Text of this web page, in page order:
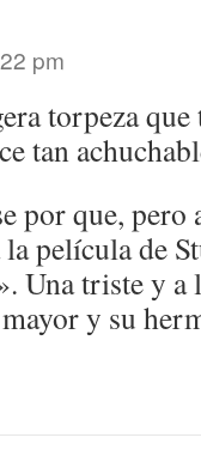
pm
torpeza
tan
por que, pero
la película de
Una triste y
y su